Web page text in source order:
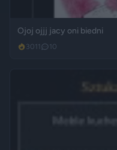
Ojoj ojjj jacy oni biedni
3011 10